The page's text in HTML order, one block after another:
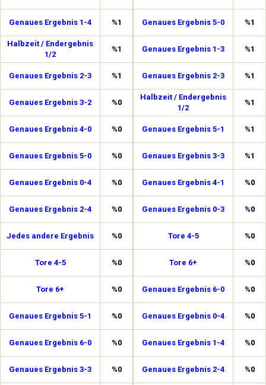
Genaues Ergebnis 1-4 %1
Halbzeit / Endergebnis
1/2
%1
Genaues Ergebnis 2-3 %1
Genaues Ergebnis 3-2 %0
Genaues Ergebnis 4-0 %0
Genaues Ergebnis 5-0 %0
Genaues Ergebnis 0-4 %0
Genaues Ergebnis 2-4 %0
Jedes andere Ergebnis %0
Tore 4-5 %0
Tore 6+ %0
Genaues Ergebnis 5-1 %0
Genaues Ergebnis 6-0 %0
Genaues Ergebnis 3-3 %0
Genaues Ergebnis 5-0 %1
Genaues Ergebnis 1-3 %1
Genaues Ergebnis 2-3 %1
Halbzeit / Endergebnis
1/2
%1
Genaues Ergebnis 5-1 %1
Genaues Ergebnis 3-3 %1
Genaues Ergebnis 4-1 %0
Genaues Ergebnis 0-3 %0
Tore 4-5 %0
Tore 6+ %0
Genaues Ergebnis 6-0 %0
Genaues Ergebnis 0-4 %0
Genaues Ergebnis 1-4 %0
Genaues Ergebnis 2-4 %0